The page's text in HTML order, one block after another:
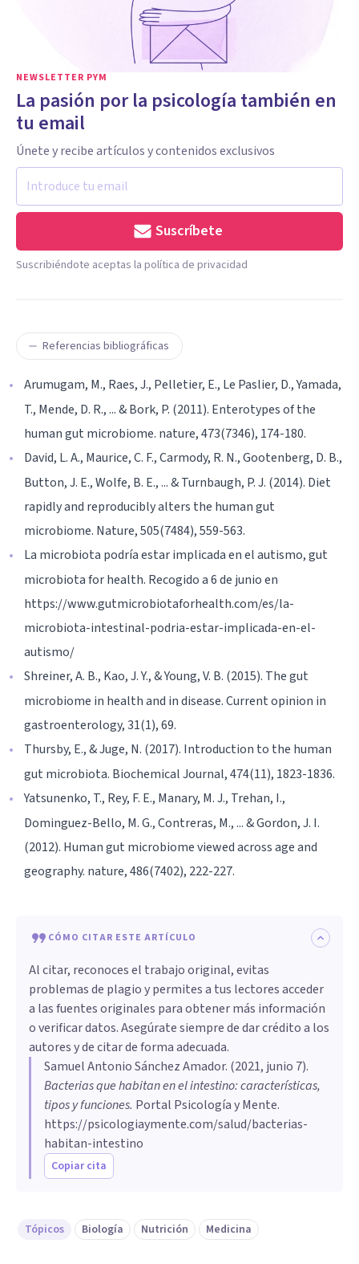
NEWSLETTER PYM
La pasión por la psicología también en
tu email
Únete y recibe artículos y contenidos exclusivos
Suscríbete
Suscribiéndote aceptas la política de privacidad
Referencias bibliográficas
Arumugam, M., Raes, J., Pelletier, E., Le Paslier, D., Yamada,
T., Mende, D. R., ... & Bork, P. (2011). Enterotypes of the
human gut microbiome. nature, 473(7346), 174-180.
David, L. A., Maurice, C. F., Carmody, R. N., Gootenberg, D. B.,
Button, J. E., Wolfe, B. E., ... & Turnbaugh, P. J. (2014). Diet
rapidly and reproducibly alters the human gut
microbiome. Nature, 505(7484), 559-563.
La microbiota podría estar implicada en el autismo, gut
microbiota for health. Recogido a 6 de junio en
https://www.gutmicrobiotaforhealth.com/es/la-
microbiota-intestinal-podria-estar-implicada-en-el-
autismo/
Shreiner, A. B., Kao, J. Y., & Young, V. B. (2015). The gut
microbiome in health and in disease. Current opinion in
gastroenterology, 31(1), 69.
Thursby, E., & Juge, N. (2017). Introduction to the human
gut microbiota. Biochemical Journal, 474(11), 1823-1836.
Yatsunenko, T., Rey, F. E., Manary, M. J., Trehan, I.,
Dominguez-Bello, M. G., Contreras, M., ... & Gordon, J. I.
(2012). Human gut microbiome viewed across age and
geography. nature, 486(7402), 222-227.
CÓMO CITAR ESTE ARTÍCULO
Al citar, reconoces el trabajo original, evitas
problemas de plagio y permites a tus lectores acceder
a las fuentes originales para obtener más información
o verificar datos. Asegúrate siempre de dar crédito a los
autores y de citar de forma adecuada.
Samuel Antonio Sánchez Amador. (2021, junio 7).
Bacterias que habitan en el intestino: características,
tipos y funciones. Portal Psicología y Mente.
https://psicologiaymente.com/salud/bacterias-
habitan-intestino
Copiar cita
Tópicos Biología Nutrición Medicina